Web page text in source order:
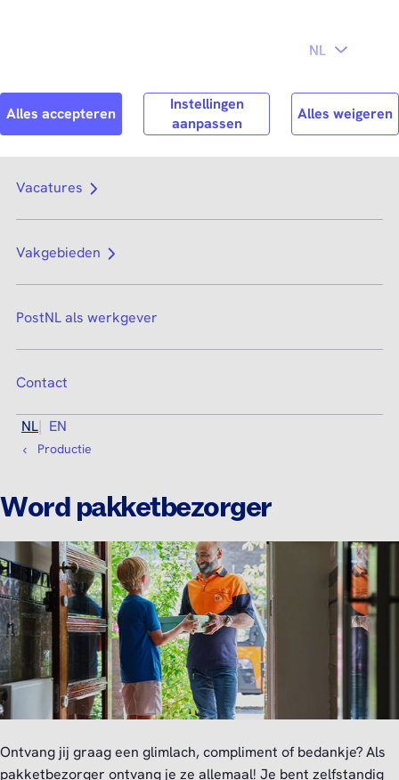
Search Zoek
Vacatures
Vakgebieden
PostNL als werkgever
Contact
NL EN
Productie
Word pakketbezorger
Ontvang jij graag een glimlach, compliment of bedankje? Als
pakketbezorger ontvang je ze allemaal! Je bent zelfstandig